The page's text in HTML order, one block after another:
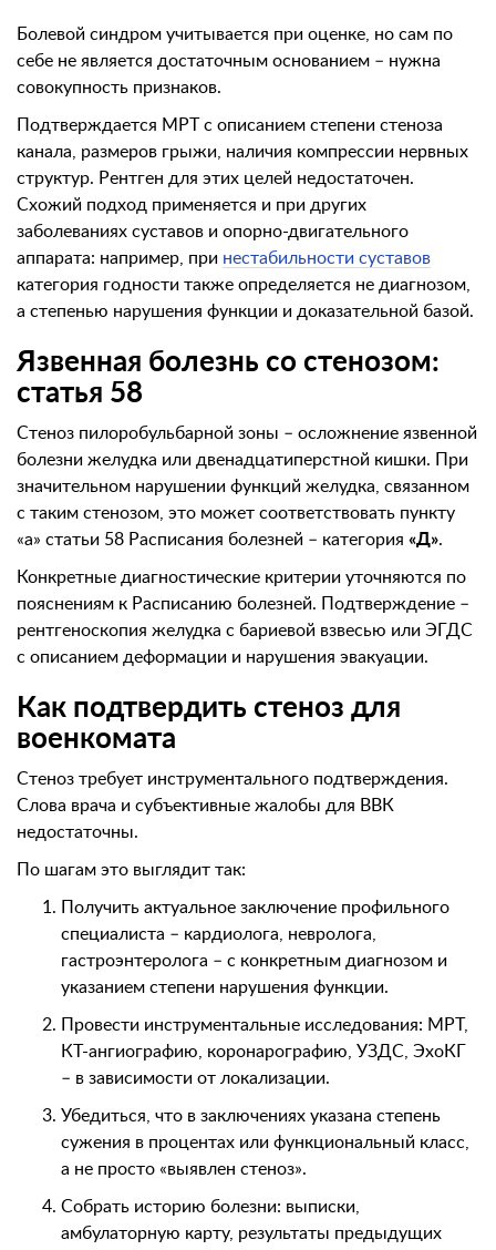
Болевой синдром учитывается при оценке, но сам по
себе не является достаточным основанием – нужна
совокупность признаков.
Подтверждается МРТ с описанием степени стеноза
канала, размеров грыжи, наличия компрессии нервных
структур. Рентген для этих целей недостаточен.
Схожий подход применяется и при других
заболеваниях суставов и опорно-двигательного
аппарата: например, при нестабильности суставов
категория годности также определяется не диагнозом,
а степенью нарушения функции и доказательной базой.
Язвенная болезнь со стенозом:
статья 58
Стеноз пилоробульбарной зоны – осложнение язвенной
болезни желудка или двенадцатиперстной кишки. При
значительном нарушении функций желудка, связанном
с таким стенозом, это может соответствовать пункту
«а» статьи 58 Расписания болезней – категория «Д».
Конкретные диагностические критерии уточняются по
пояснениям к Расписанию болезней. Подтверждение –
рентгеноскопия желудка с бариевой взвесью или ЭГДС
с описанием деформации и нарушения эвакуации.
Как подтвердить стеноз для
военкомата
Стеноз требует инструментального подтверждения.
Слова врача и субъективные жалобы для ВВК
недостаточны.
По шагам это выглядит так:
Получить актуальное заключение профильного
специалиста – кардиолога, невролога,
гастроэнтеролога – с конкретным диагнозом и
указанием степени нарушения функции.
Провести инструментальные исследования: МРТ,
КТ-ангиографию, коронарографию, УЗДС, ЭхоКГ
– в зависимости от локализации.
Убедиться, что в заключениях указана степень
сужения в процентах или функциональный класс,
а не просто «выявлен стеноз».
Собрать историю болезни: выписки,
амбулаторную карту, результаты предыдущих